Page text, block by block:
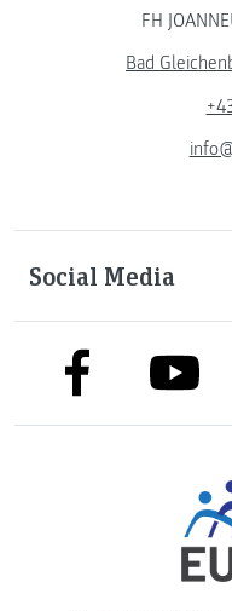
FH
Bad
Social Media
link to facebooklink